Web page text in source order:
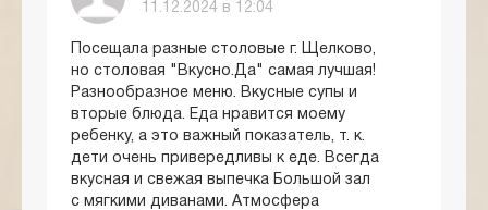
11.12.2024 в 12:04
Посещала разные столовые г. Щелково,
но столовая "Вкусно.Да" самая лучшая!
Разнообразное меню. Вкусные супы и
вторые блюда. Еда нравится моему
ребенку, а это важный показатель, т. к.
дети очень привередливы к еде. Всегда
вкусная и свежая выпечка Большой зал
с мягкими диванами. Атмосфера